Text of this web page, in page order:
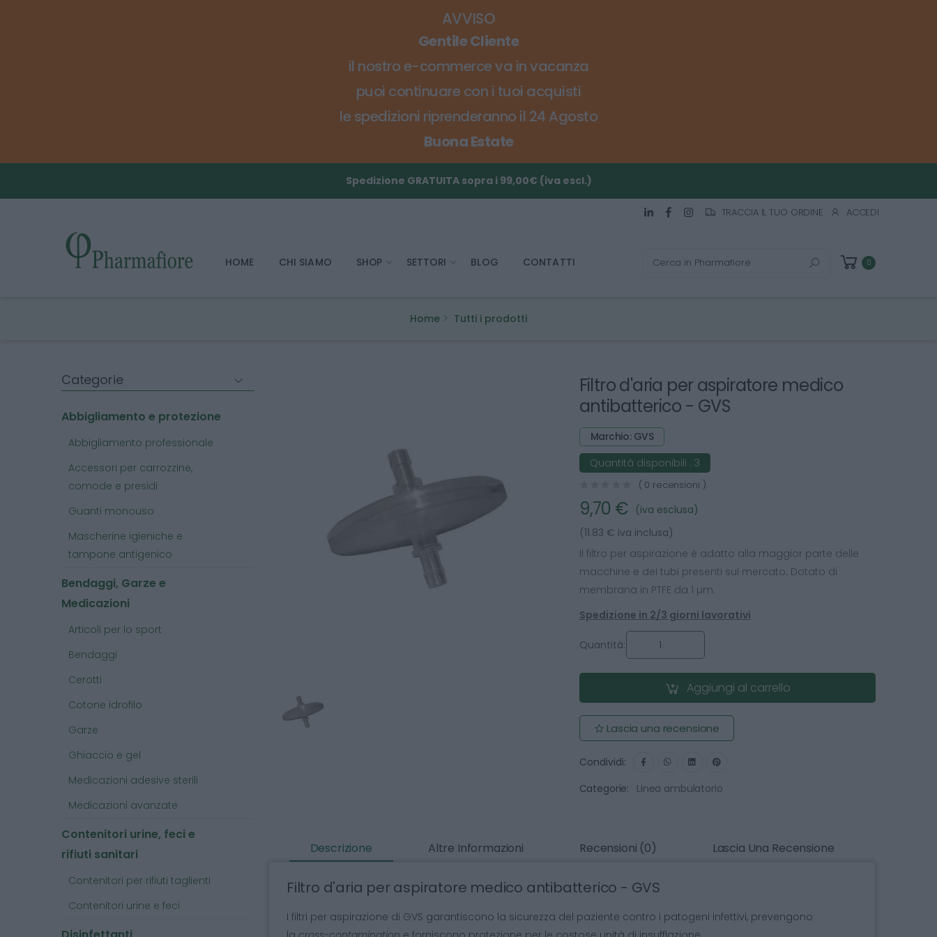
AVVISO
Gentile Cliente
il nostro e-commerce va in vacanza
puoi continuare con i tuoi acquisti
le spedizioni riprenderanno il 24 Agosto
Buona Estate
Spedizione GRATUITA sopra i 99,00€ (iva escl.)
TRACCIA IL TUO ORDINE ACCEDI
HOME CHI SIAMO SHOP SETTORI BLOG CONTATTI 0
Home Tutti i prodotti
Filtro d'aria per aspiratore medico
antibatterico - GVS
Marchio: GVS
Quantità disponibili : 3
( 0 recensioni )
9,70 €
(iva esclusa)
(11.83 € iva inclusa)
Il filtro per aspirazione è adatto alla maggior parte delle
macchine e dei tubi presenti sul mercato. Dotato di
membrana in PTFE da 1 µm.
Spedizione in 2/3 giorni lavorativi
Quantità:
Aggiungi al carrello
Lascia una recensione
Condividi:
Categorie:
Linea ambulatorio
Descrizione Altre Informazioni Recensioni (0) Lascia Una Recensione
Filtro d'aria per aspiratore medico antibatterico - GVS
I filtri per aspirazione di GVS garantiscono la sicurezza del paziente contro i patogeni infettivi, prevengono
Categorie
Abbigliamento e protezione
Abbigliamento professionale
Accessori per carrozzine,
comode e presidi
Guanti monouso
Mascherine igieniche e
tampone antigenico
Bendaggi, Garze e
Medicazioni
Articoli per lo sport
Bendaggi
Cerotti
Cotone idrofilo
Garze
Ghiaccio e gel
Medicazioni adesive sterili
Medicazioni avanzate
Contenitori urine, feci e
rifiuti sanitari
Contenitori per rifiuti taglienti
Contenitori urine e feci